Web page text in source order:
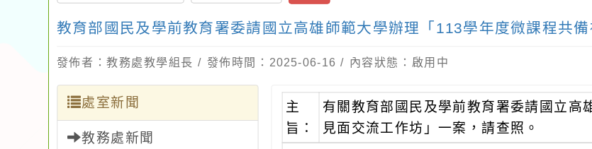
教育部國民及學前教育署委請國立高雄師範大學辦理「113學年度微課程共備
發佈者：教務處教學組長 / 發佈時間：2025-06-16 / 內容狀態：啟用中
處室新聞
教務處新聞
主
旨：
有關教育部國民及學前教育署委請國立
見面交流工作坊」一案，請查照。